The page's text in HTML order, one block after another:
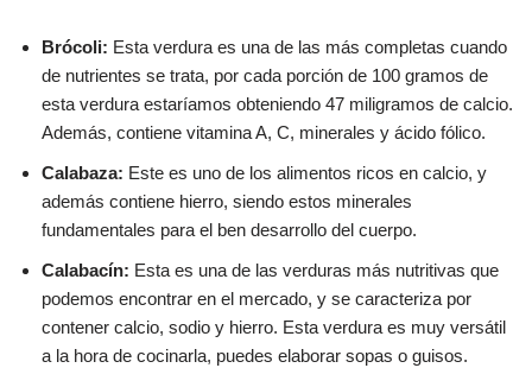
Brócoli: Esta verdura es una de las más completas cuando
de nutrientes se trata, por cada porción de 100 gramos de
esta verdura estaríamos obteniendo 47 miligramos de calcio.
Además, contiene vitamina A, C, minerales y ácido fólico.
Calabaza: Este es uno de los alimentos ricos en calcio, y
además contiene hierro, siendo estos minerales
fundamentales para el ben desarrollo del cuerpo.
Calabacín: Esta es una de las verduras más nutritivas que
podemos encontrar en el mercado, y se caracteriza por
contener calcio, sodio y hierro. Esta verdura es muy versátil
a la hora de cocinarla, puedes elaborar sopas o guisos.